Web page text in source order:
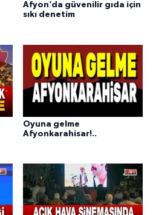
Afyon’da güvenilir gıda için
sıkı denetim
Oyuna gelme
Afyonkarahisar!..